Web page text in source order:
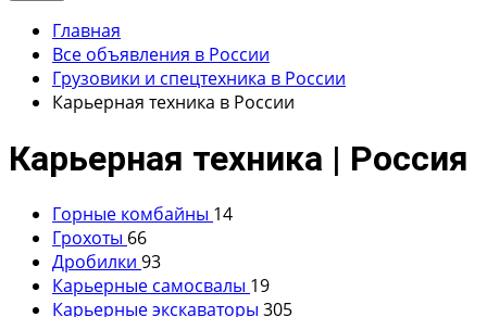
Главная
Все объявления в России
Грузовики и спецтехника в России
Карьерная техника в России
Карьерная техника | Россия
Горные комбайны 14
Грохоты 66
Дробилки 93
Карьерные самосвалы 19
Карьерные экскаваторы 305